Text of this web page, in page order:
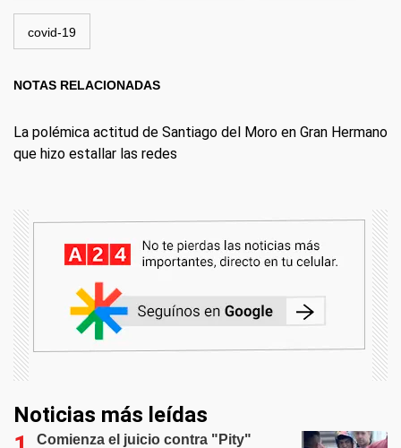
covid-19
NOTAS RELACIONADAS
La polémica actitud de Santiago del Moro en Gran Hermano
que hizo estallar las redes
Noticias más leídas
Comienza el juicio contra "Pity"